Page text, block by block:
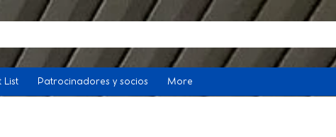
List Patrocinadores y socios More